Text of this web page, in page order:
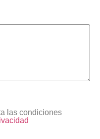
las condiciones